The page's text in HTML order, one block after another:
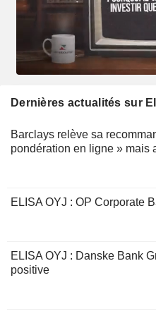
Dernières actualités sur
Barclays relève sa
pondération en ligne » mais
ELISA OYJ : OP Corporate
ELISA OYJ : Danske Bank
positive